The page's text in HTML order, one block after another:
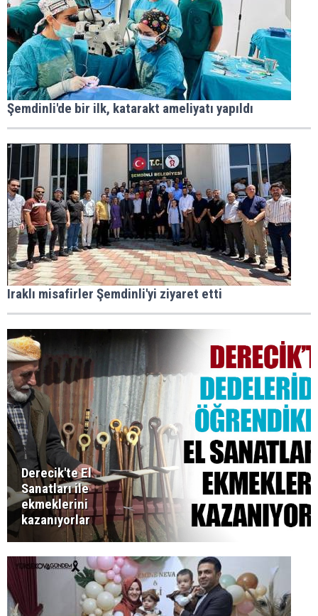
Şemdinli'de bir ilk, katarakt ameliyatı yapıldı
Iraklı misafirler Şemdinli'yi ziyaret etti
Derecik'te El
Sanatları ile
ekmeklerini
kazanıyorlar